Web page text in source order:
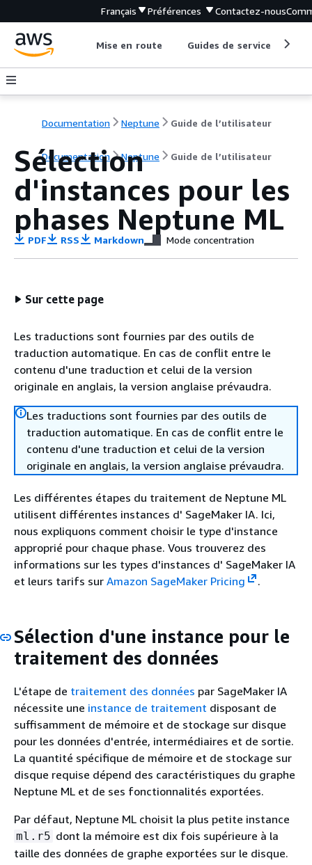
Français Préférences Contactez-nous
Mise en route Guides de service
Documentation Neptune Guide de l’utilisateur
Documentation Neptune Guide de l’utilisateur
Sélection
d'instances pour les
phases Neptune ML
PDF RSS Markdown Mode concentration
Sur cette page
Les traductions sont fournies par des outils de
traduction automatique. En cas de conflit entre le
contenu d'une traduction et celui de la version
originale en anglais, la version anglaise prévaudra.
Les traductions sont fournies par des outils de
traduction automatique. En cas de conflit entre le
contenu d'une traduction et celui de la version
originale en anglais, la version anglaise prévaudra.
Les différentes étapes du traitement de Neptune ML
utilisent différentes instances d' SageMaker IA. Ici,
nous expliquons comment choisir le type d'instance
approprié pour chaque phase. Vous trouverez des
informations sur les types d'instances d' SageMaker IA
et leurs tarifs sur Amazon SageMaker Pricing .
Sélection d'une instance pour le
traitement des données
L'étape de traitement des données par SageMaker IA
nécessite une instance de traitement disposant de
suffisamment de mémoire et de stockage sur disque
pour les données d'entrée, intermédiaires et de sortie.
La quantité spécifique de mémoire et de stockage sur
disque requise dépend des caractéristiques du graphe
Neptune ML et de ses fonctionnalités exportées.
Par défaut, Neptune ML choisit la plus petite instance
ml.r5 dont la mémoire est dix fois supérieure à la
taille des données de graphe exportées sur le disque.